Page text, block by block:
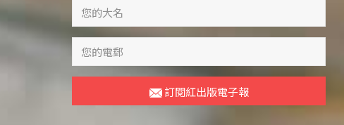
訂閱紅出版電子報